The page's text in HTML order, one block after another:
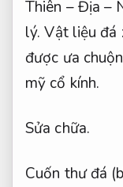
Thiên – Địa –
lý. Vật liệu đá
được ưa
mỹ cổ kính.
Sửa chữa.
Cuốn thư đá